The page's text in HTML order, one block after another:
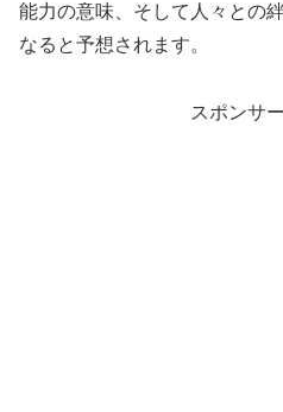
能力の意味、そして人々との
なると予想されます。
スポンサ